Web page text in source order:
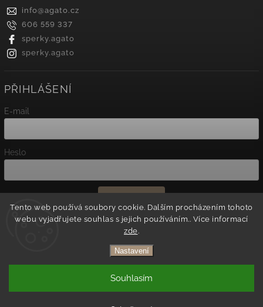
Tento web používá soubory cookie. Dalším procházením tohoto
webu vyjadřujete souhlas s jejich používáním.. Více informací
zde.
Nastavení
Souhlasím
info@agato.cz
606 559 337
sperky.agato
sperky.agato
PŘIHLÁŠENÍ
E-mail
Heslo
Nová registrace